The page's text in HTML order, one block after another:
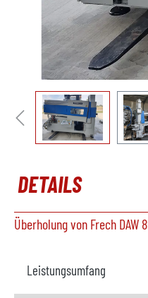
DETAILS
Überholung von Frech
Leistungsumfang